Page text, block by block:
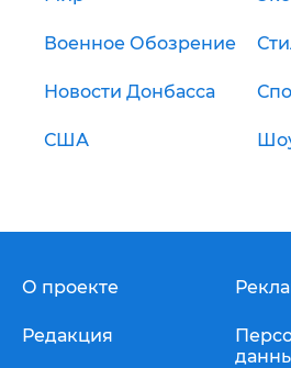
Военное Обозрение
Новости Донбасса
США
О проекте
Редакция